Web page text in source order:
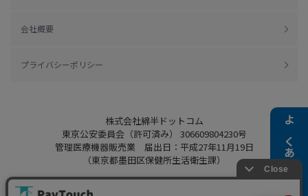
よくある質問
会社概要
プライバシーポリシー
株式会社綿半ドットコム
東京公安委員会（許可済み） 306609804230号
管理医療機器販売業 届出日：平成27年11月19日
（東京都墨田区保健所生活衛生課）